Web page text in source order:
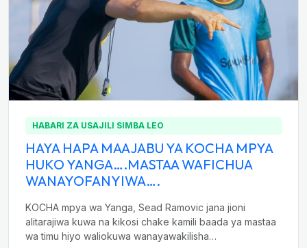
HABARI ZA USAJILI SIMBA LEO
HAYA HAPA MAAJABU YA KOCHA MPYA
HUKO YANGA….MASTAA WAFICHUA
WANAYOFANYIWA….
KOCHA mpya wa Yanga, Sead Ramovic jana jioni
alitarajiwa kuwa na kikosi chake kamili baada ya mastaa
wa timu hiyo waliokuwa wanayawakilisha…